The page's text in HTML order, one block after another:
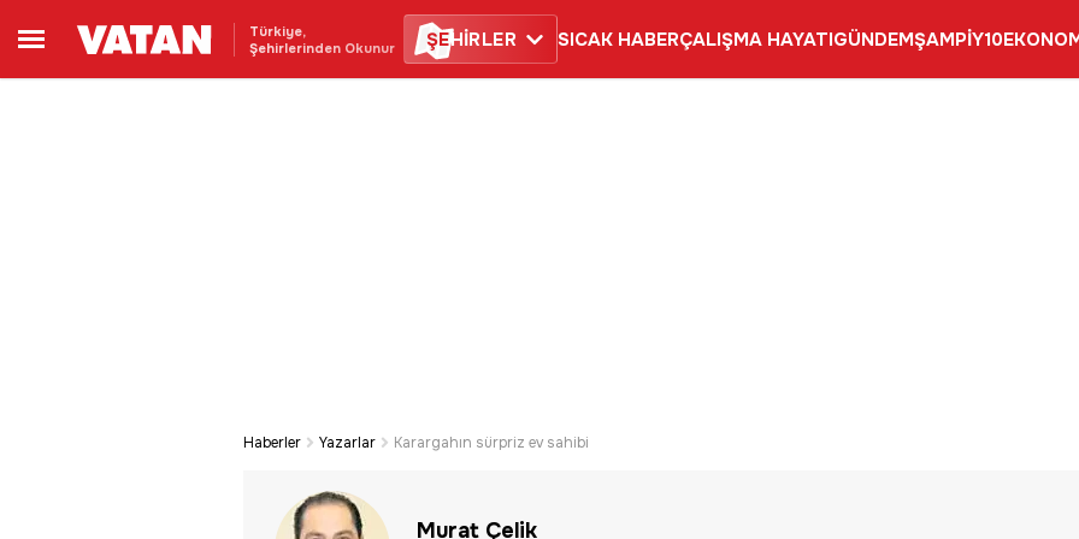
Türkiye,
Şehirlerinden Okunur
ŞEHİRLER SICAK HABERÇALIŞMA HAYATIGÜNDEMŞAMPİY10
Haberler Yazarlar Karargahın sürpriz ev sahibi
Murat Çelik